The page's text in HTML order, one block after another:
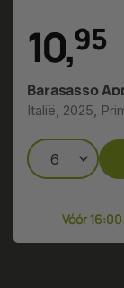
10,95
Barasasso
Italië, 2025,
Vóór